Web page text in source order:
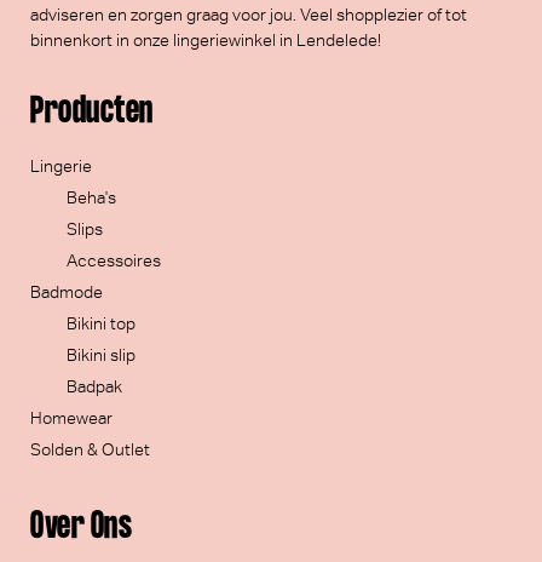
adviseren en zorgen graag voor jou. Veel shopplezierof tot
binnenkort in onze lingeriewinkel in Lendelede!
Over Ons
Producten
Lingerie
Beha's
Slips
Accessoires
Badmode
Bikini top
Bikini slip
Badpak
Homewear
Solden & Outlet